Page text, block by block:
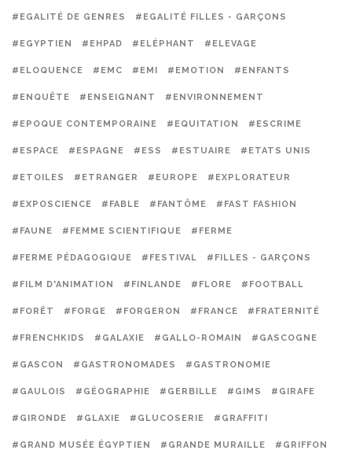
#EGALITÉ DE GENRES #EGALITÉ FILLES - GARÇONS
#EGYPTIEN #EHPAD #ELÉPHANT #ELEVAGE
#ELOQUENCE #EMC #EMI #EMOTION #ENFANTS
#ENQUÊTE #ENSEIGNANT #ENVIRONNEMENT
#EPOQUE CONTEMPORAINE #EQUITATION #ESCRIME
#ESPACE #ESPAGNE #ESS #ESTUAIRE #ETATS UNIS
#ETOILES #ETRANGER #EUROPE #EXPLORATEUR
#EXPOSCIENCE #FABLE #FANTÔME #FAST FASHION
#FAUNE #FEMME SCIENTIFIQUE #FERME
#FERME PÉDAGOGIQUE #FESTIVAL #FILLES - GARÇONS
#FILM D'ANIMATION #FINLANDE #FLORE #FOOTBALL
#FORÊT #FORGE #FORGERON #FRANCE #FRATERNITÉ
#FRENCHKIDS #GALAXIE #GALLO-ROMAIN #GASCOGNE
#GASCON #GASTRONOMADES #GASTRONOMIE
#GAULOIS #GÉOGRAPHIE #GERBILLE #GIMS #GIRAFE
#GIRONDE #GLAXIE #GLUCOSERIE #GRAFFITI
#GRAND MUSÉE ÉGYPTIEN #GRANDE MURAILLE #GRIFFON